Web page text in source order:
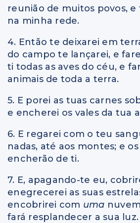
reunião de muitos povos, e
na minha rede.
4. Então te deixarei em
do campo te lançarei, e
ti todas as aves do céu, e
animais de toda a terra.
5. E porei as tuas carnes
e encherei os vales da tua
6. E regarei com o teu
nadas, até aos montes; e
encherão de ti.
7. E, apagando-te eu,
enegrecerei as suas
encobrirei com uma
fará resplandecer a sua luz.